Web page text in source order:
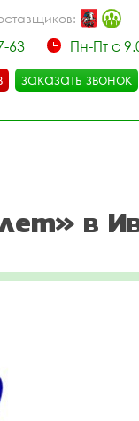
63
Пн-Пт с
заказать звонок
в